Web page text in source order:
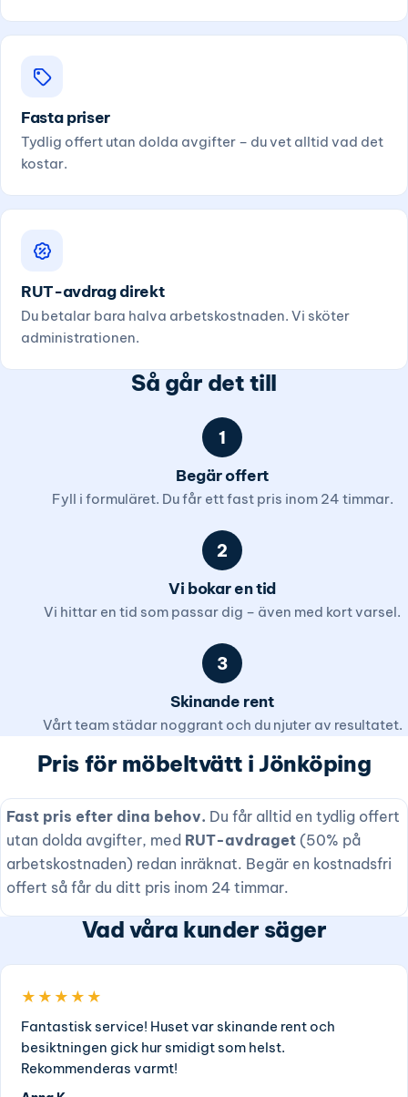
Fasta priser
Tydlig offert utan dolda avgifter – du vet alltid vad det
kostar.
RUT-avdrag direkt
Du betalar bara halva arbetskostnaden. Vi sköter
administrationen.
Så går det till
1
Begär offert
Fyll i formuläret. Du får ett fast pris inom 24 timmar.
2
Vi bokar en tid
Vi hittar en tid som passar dig – även med kort varsel.
3
Skinande rent
Vårt team städar noggrant och du njuter av resultatet.
Pris för möbeltvätt i Jönköping
Fast pris efter dina behov. Du får alltid en tydlig offert
utan dolda avgifter, med RUT-avdraget (50% på
arbetskostnaden) redan inräknat. Begär en kostnadsfri
offert så får du ditt pris inom 24 timmar.
Vad våra kunder säger
★★★★★
Fantastisk service! Huset var skinande rent och
besiktningen gick hur smidigt som helst.
Rekommenderas varmt!